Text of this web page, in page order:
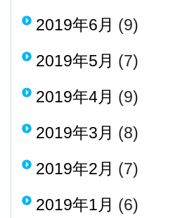
2019年6月 (9)
2019年5月 (7)
2019年4月 (9)
2019年3月 (8)
2019年2月 (7)
2019年1月 (6)